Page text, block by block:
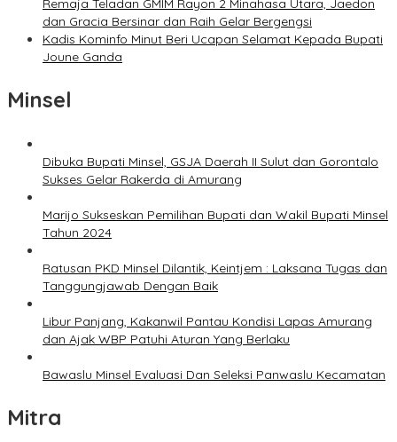
Remaja Teladan GMIM Rayon 2 Minahasa Utara, Jaedon
dan Gracia Bersinar dan Raih Gelar Bergengsi
Kadis Kominfo Minut Beri Ucapan Selamat Kepada Bupati
Joune Ganda
Minsel
Dibuka Bupati Minsel, GSJA Daerah II Sulut dan Gorontalo
Sukses Gelar Rakerda di Amurang
Marijo Sukseskan Pemilihan Bupati dan Wakil Bupati Minsel
Tahun 2024
Ratusan PKD Minsel Dilantik, Keintjem : Laksana Tugas dan
Tanggungjawab Dengan Baik
Libur Panjang, Kakanwil Pantau Kondisi Lapas Amurang
dan Ajak WBP Patuhi Aturan Yang Berlaku
Bawaslu Minsel Evaluasi Dan Seleksi Panwaslu Kecamatan
Mitra